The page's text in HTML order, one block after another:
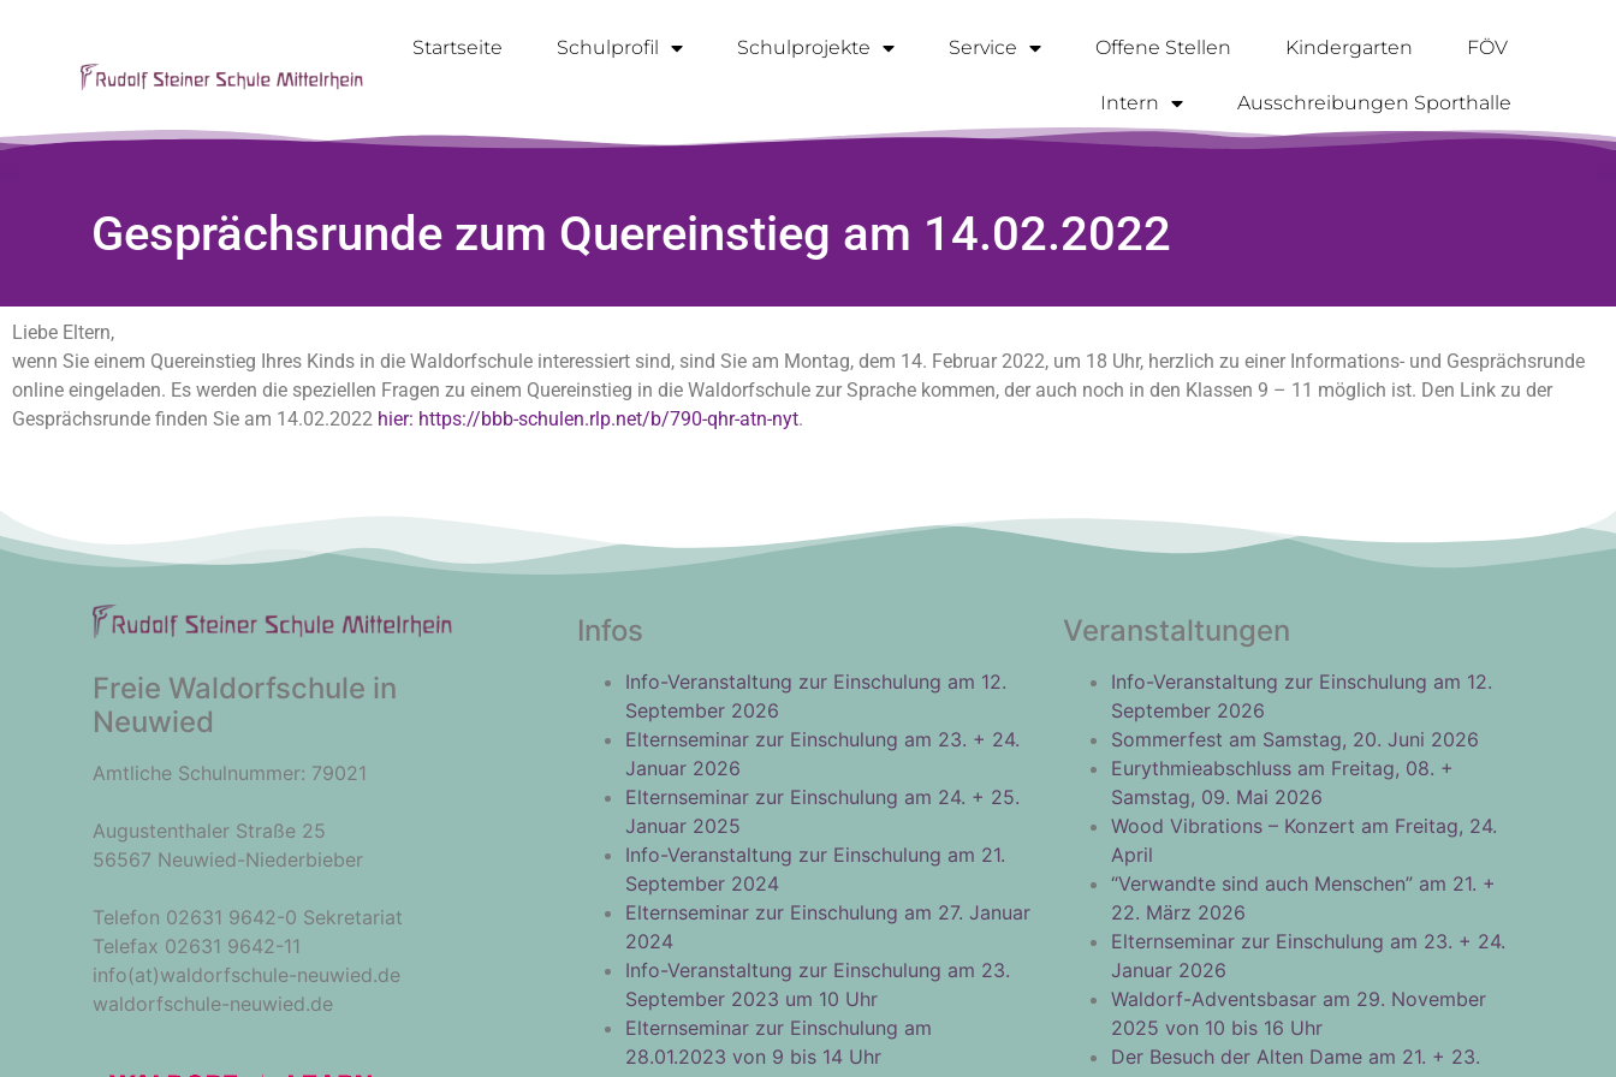
Startseite Schulprofil Schulprojekte Service Offene Stellen Kindergarten FÖV
Intern Ausschreibungen Sporthalle
Gesprächsrunde zum Quereinstieg am 14.02.2022
Liebe Eltern,
wenn Sie einem Quereinstieg Ihres Kinds in die Waldorfschule interessiert sind, sind Sie am Montag, dem 14. Februar 2022, um 18 Uhr, herzlich zu einer Informations- und Gesprächsrunde
online eingeladen. Es werden die speziellen Fragen zu einem Quereinstieg in die Waldorfschule zur Sprache kommen, der auch noch in den Klassen 9 – 11 möglich ist. Den Link zu der
Gesprächsrunde finden Sie am 14.02.2022 hier: https://bbb-schulen.rlp.net/b/790-qhr-atn-nyt.
Freie Waldorfschule in
Neuwied
Amtliche Schulnummer: 79021
Augustenthaler Straße 25
56567 Neuwied-Niederbieber
Telefon 02631 9642-0 Sekretariat
Telefax 02631 9642-11
info(at)waldorfschule-neuwied.de
waldorfschule-neuwied.de
Infos
Info-Veranstaltung zur Einschulung am 12.
September 2026
Elternseminar zur Einschulung am 23. + 24.
Januar 2026
Elternseminar zur Einschulung am 24. + 25.
Januar 2025
Info-Veranstaltung zur Einschulung am 21.
September 2024
Elternseminar zur Einschulung am 27. Januar
2024
Info-Veranstaltung zur Einschulung am 23.
September 2023 um 10 Uhr
Elternseminar zur Einschulung am
28.01.2023 von 9 bis 14 Uhr
Veranstaltungen
Info-Veranstaltung zur Einschulung am 12.
September 2026
Sommerfest am Samstag, 20. Juni 2026
Eurythmieabschluss am Freitag, 08. +
Samstag, 09. Mai 2026
Wood Vibrations – Konzert am Freitag, 24.
April
“Verwandte sind auch Menschen” am 21. +
22. März 2026
Elternseminar zur Einschulung am 23. + 24.
Januar 2026
Waldorf-Adventsbasar am 29. November
2025 von 10 bis 16 Uhr
Der Besuch der Alten Dame am 21. + 23.